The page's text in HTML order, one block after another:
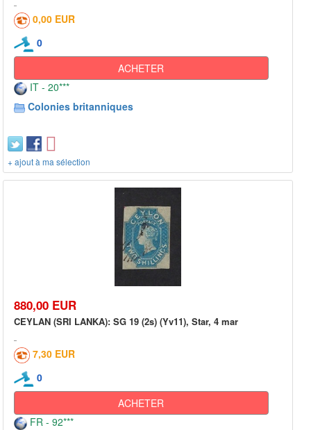
0,00 EUR
0
ACHETER
IT - 20***
Colonies britanniques
+ ajout à ma sélection
880,00 EUR
CEYLAN (SRI LANKA): SG 19 (2s) (Yv11), Star, 4 mar
7,30 EUR
0
ACHETER
FR - 92***